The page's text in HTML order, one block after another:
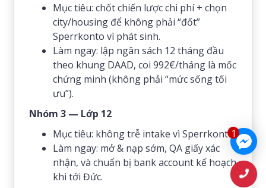
1
Mục tiêu: chốt chiến lược chi phí + chọn
city/housing để không phải “đốt”
Sperrkonto vì phát sinh.
Làm ngay: lập ngân sách 12 tháng đầu
theo khung DAAD, coi 992€/tháng là mốc
chứng minh (không phải “mức sống tối
ưu”).
Nhóm 3 — Lớp 12
Mục tiêu: không trễ intake vì Sperrkonto.
Làm ngay: mở & nạp sớm, QA giấy xác
nhận, và chuẩn bị bank account kế hoạch
khi tới Đức.